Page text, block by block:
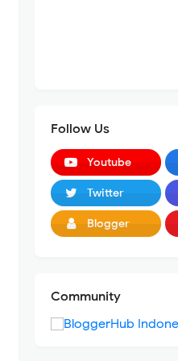
Follow Us
Youtube
Twitter
Blogger
Community